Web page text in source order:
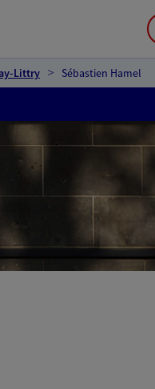
Littry Sébastien Hamel